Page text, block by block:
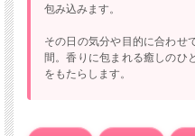
包み込みます。
その日の気分や目的に合わせ
間。香りに包まれる癒しのひ
をもたらします。